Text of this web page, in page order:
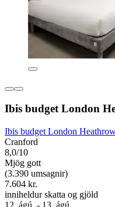
Ibis budget London
Ibis budget London
Cranford
8,0/10
Mjög gott
(3.390 umsagnir)
7.604 kr.
inniheldur skatta og gjöld
12. ágú. - 13. ágú.